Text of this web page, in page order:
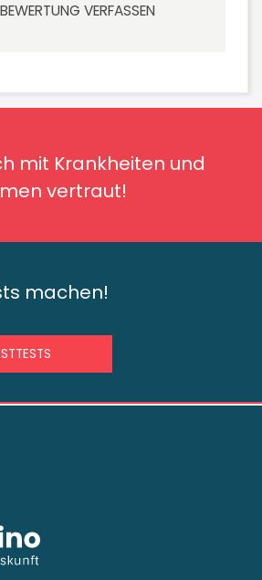
VERFASSEN
mit Krankheiten und
vertraut!
machen!